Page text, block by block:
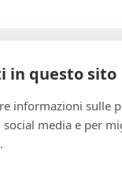
in questo sito
informazioni sulle
media e per